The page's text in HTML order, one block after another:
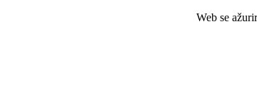
Web se